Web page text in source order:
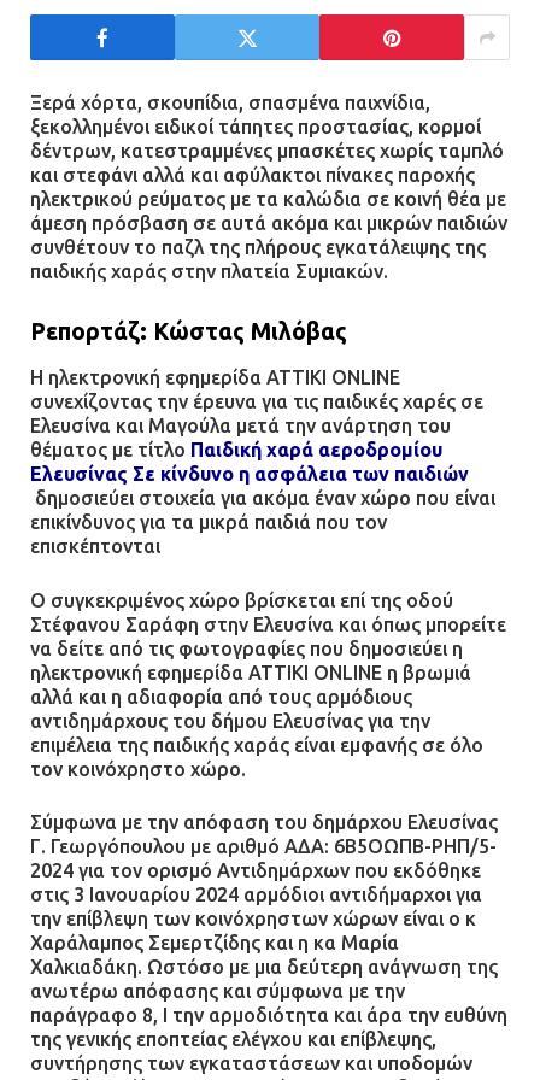
τους σοβαρά εγκαυματίες της
μεγάλης έκρηξης στο εργοστάσιο
Άργος: Στη φυλακή οι δύο
αστυνομικοί για τους
πυροβολισμούς κατά του 20χρονου
με αναπηρία
11.07.2026 | 22:59
Ένα πουλί «υπεύθυνο» για την
πρωινή διακοπή ρεύματος στη
Μάνδρα
09.07.2026 | 11:12
Φωτιά σε επιχείρηση στον
Ασπρόπυργο – Ήχησε το 112
Δίωξη για απόπειρα
ανθρωποκτονίας στους δύο
αστυνομικούς
08.07.2026 | 22:30
Ομαδικός βιασμός 19χρονης στο
Α.Τ. Ομονοίας: Ο Εισαγγελέας
πρότεινε την αθώωση των
αστυνομικών
08.07.2026 | 16:24
Ο δήμαρχος Μάνδρας δώρισε όλους
τους μισθούς του 2025 στο Θριάσιο
για μηχάνημα καρδιολογικών
επεμβάσεων
Ξερά χόρτα, σκουπίδια, σπασμένα παιχνίδια,
ξεκολλημένοι ειδικοί τάπητες προστασίας, κορμοί
δέντρων, κατεστραμμένες μπασκέτες χωρίς ταμπλό
και στεφάνι αλλά και αφύλακτοι πίνακες παροχής
ηλεκτρικού ρεύματος με τα καλώδια σε κοινή θέα με
άμεση πρόσβαση σε αυτά ακόμα και μικρών παιδιών
συνθέτουν το παζλ της πλήρους εγκατάλειψης της
παιδικής χαράς στην πλατεία Συμιακών.
Ρεπορτάζ: Κώστας Μιλόβας
Η ηλεκτρονική εφημερίδα ATTIKI ONLINE
συνεχίζοντας την έρευνα για τις παιδικές χαρές σε
Ελευσίνα και Μαγούλα μετά την ανάρτηση του
θέματος με τίτλο Παιδική χαρά αεροδρομίου
Ελευσίνας Σε κίνδυνο η ασφάλεια των παιδιών
δημοσιεύει στοιχεία για ακόμα έναν χώρο που είναι
επικίνδυνος για τα μικρά παιδιά που τον
επισκέπτονται
Ο συγκεκριμένος χώρο βρίσκεται επί της οδού
Στέφανου Σαράφη στην Ελευσίνα και όπως μπορείτε
να δείτε από τις φωτογραφίες που δημοσιεύει η
ηλεκτρονική εφημερίδα ATTIKI ONLINE η βρωμιά
αλλά και η αδιαφορία από τους αρμόδιους
αντιδημάρχους του δήμου Ελευσίνας για την
επιμέλεια της παιδικής χαράς είναι εμφανής σε όλο
τον κοινόχρηστο χώρο.
Σύμφωνα με την απόφαση του δημάρχου Ελευσίνας
Γ. Γεωργόπουλου με αριθμό ΑΔΑ: 6Β5ΟΩΠΒ-ΡΗΠ/5-
2024 για τον ορισμό Αντιδημάρχων που εκδόθηκε
στις 3 Ιανουαρίου 2024 αρμόδιοι αντιδήμαρχοι για
την επίβλεψη των κοινόχρηστων χώρων είναι ο κ
Χαράλαμπος Σεμερτζίδης και η κα Μαρία
Χαλκιαδάκη. Ωστόσο με μια δεύτερη ανάγνωση της
ανωτέρω απόφασης και σύμφωνα με την
παράγραφο 8, Ι την αρμοδιότητα και άρα την ευθύνη
της γενικής εποπτείας ελέγχου και επίβλεψης,
συντήρησης των εγκαταστάσεων και υποδομών